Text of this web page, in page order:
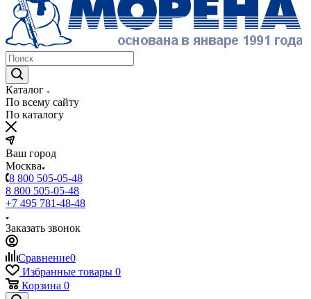
Каталог
По всему сайту
По каталогу
Ваш город
Москва
8 800 505-05-48
8 800 505-05-48
+7 495 781-48-48
Заказать звонок
Сравнение0
Избранные товары 0
Корзина 0